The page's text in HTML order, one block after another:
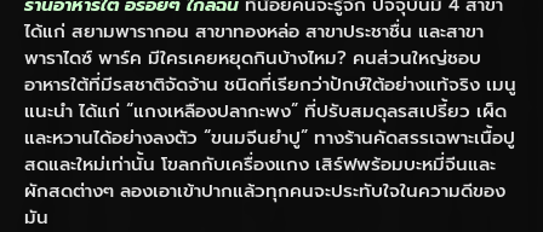
ได้แก่ สยามพารากอน สาขาทองหล่อ สาขาประชาชื่น และสาขา
พาราไดซ์ พาร์ค มีใครเคยหยุดกินบ้างไหม? คนส่วนใหญ่ชอบ
อาหารใต้ที่มีรสชาติจัดจ้าน ชนิดที่เรียกว่าปักษ์ใต้อย่างแท้จริง เมนู
แนะนำ ได้แก่ “แกงเหลืองปลากะพง” ที่ปรับสมดุลรสเปรี้ยว เผ็ด
และหวานได้อย่างลงตัว “ขนมจีนยำปู” ทางร้านคัดสรรเฉพาะเนื้อปู
สดและใหม่เท่านั้น โขลกกับเครื่องแกง เสิร์ฟพร้อมบะหมี่จีนและ
ผักสดต่างๆ ลองเอาเข้าปากแล้วทุกคนจะประทับใจในความดีของ
มัน